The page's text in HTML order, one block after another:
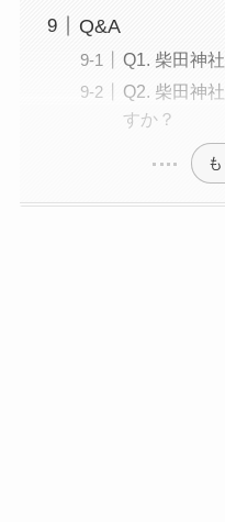
Q&A
Q1. 柴田神
Q2. 柴田神
すか？